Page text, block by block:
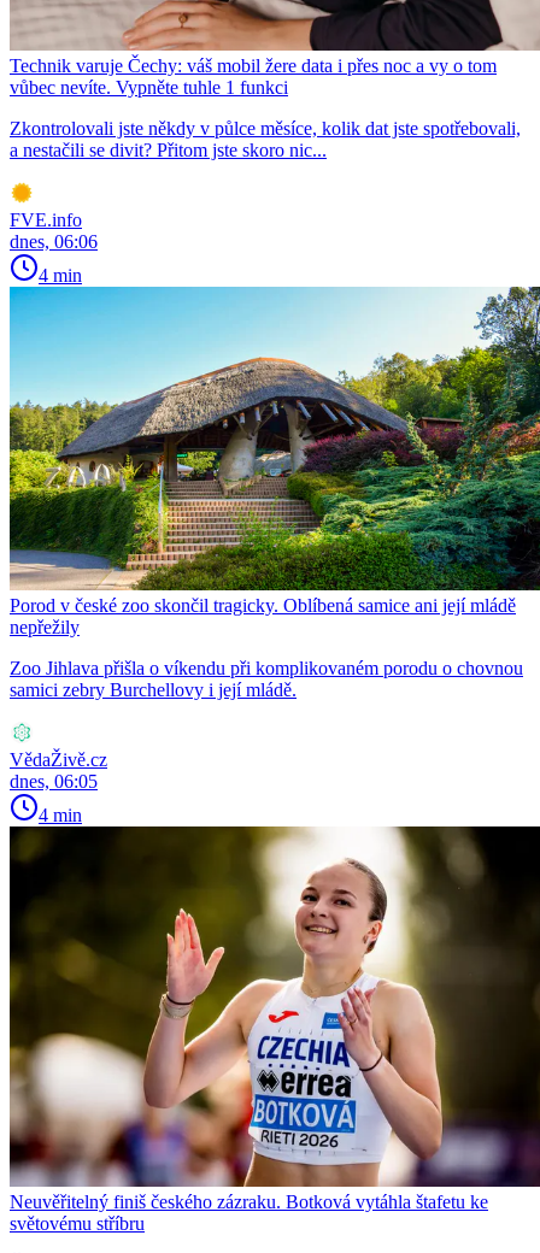
Technik varuje Čechy: váš mobil žere data i přes noc a vy o tom
vůbec nevíte. Vypněte tuhle 1 funkci
Zkontrolovali jste někdy v půlce měsíce, kolik dat jste spotřebovali,
a nestačili se divit? Přitom jste skoro nic...
FVE.info
dnes, 06:06
4 min
Porod v české zoo skončil tragicky. Oblíbená samice ani její mládě
nepřežily
Zoo Jihlava přišla o víkendu při komplikovaném porodu o chovnou
samici zebry Burchellovy i její mládě.
VědaŽivě.cz
dnes, 06:05
4 min
Neuvěřitelný finiš českého zázraku. Botková vytáhla štafetu ke
světovému stříbru